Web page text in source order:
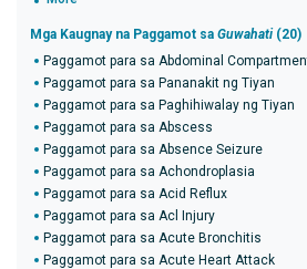
Mga Kaugnay na Paggamot sa Guwahati (20)
Paggamot para sa Abdominal
Paggamot para sa Pananakit ng Tiyan
Paggamot para sa Paghihiwalay ng Tiyan
Paggamot para sa Abscess
Paggamot para sa Absence Seizure
Paggamot para sa Achondroplasia
Paggamot para sa Acid Reflux
Paggamot para sa Acl Injury
Paggamot para sa Acute Bronchitis
Paggamot para sa Acute Heart Attack